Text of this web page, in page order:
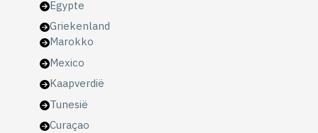
Egypte
Griekenland
Marokko
Mexico
Kaapverdië
Tunesië
Curaçao